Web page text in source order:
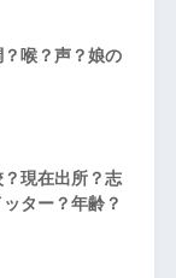
喉？声？娘の
現在出所？志
ター？年齢？